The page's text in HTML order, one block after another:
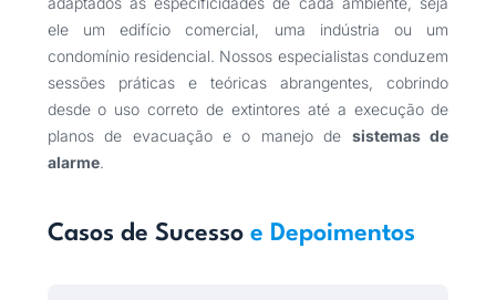
ele um edifício comercial, uma indústria ou um
condomínio residencial. Nossos especialistas conduzem
sessões práticas e teóricas abrangentes, cobrindo
desde o uso correto de extintores até a execução de
planos de evacuação e o manejo de sistemas de
alarme.
Casos de Sucesso e Depoimentos